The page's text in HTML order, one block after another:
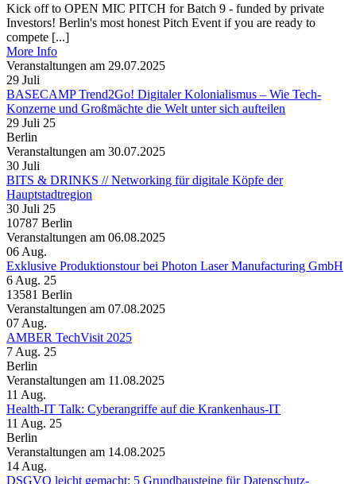
Kick off to OPEN MIC PITCH for Batch 9 - funded by private
Investors! Berlin's most honest Pitch Event if you are ready to
compete [...]
More Info
Veranstaltungen am 29.07.2025
29 Juli
BASECAMP Trend2Go! Digitaler Kolonialismus – Wie Tech-
Konzerne und Großmächte die Welt unter sich aufteilen
29 Juli 25
Berlin
Veranstaltungen am 30.07.2025
30 Juli
BITS & DRINKS // Networking für digitale Köpfe der
Hauptstadtregion
30 Juli 25
10787 Berlin
Veranstaltungen am 06.08.2025
06 Aug.
Exklusive Produktionstour bei Photon Laser Manufacturing GmbH
6 Aug. 25
13581 Berlin
Veranstaltungen am 07.08.2025
07 Aug.
AMBER TechVisit 2025
7 Aug. 25
Berlin
Veranstaltungen am 11.08.2025
11 Aug.
Health-IT Talk: Cyberangriffe auf die Krankenhaus-IT
11 Aug. 25
Berlin
Veranstaltungen am 14.08.2025
14 Aug.
DSGVO leicht gemacht: 5 Grundbausteine für Datenschutz-